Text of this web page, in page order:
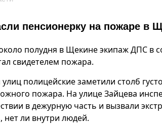
пенсионерку на пожаре в
полудня в Щекине экипаж ДПС в
свидетелем пожара.
полицейские заметили столб
пожара. На улице Зайцева
в дежурную часть и вызвали
ли внутри людей.